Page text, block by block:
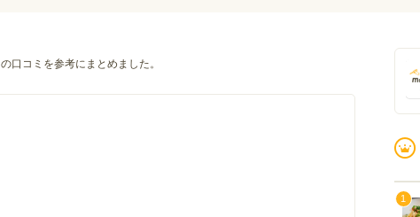
の口コミを参考にまとめました。